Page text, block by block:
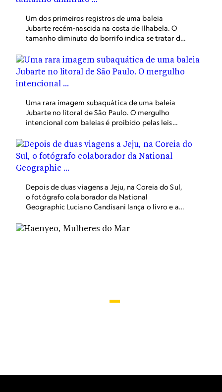
Um dos primeiros registros de uma baleia
Jubarte recém-nascida na costa de Ilhabela. O
tamanho diminuto do borrifo indica se tratar de
filhotes fora das áreas tradicionais de
concentração reprodutiva da espécie, no sul da
Bahia, vem surpreendendo os especialistas.
Uma rara imagem subaquática de uma baleia
Jubarte no litoral de São Paulo. O mergulho
intencional com baleias é proibido pelas leis
se aproximam de mergulhadores em atividade.
Depois de duas viagens a Jeju, na Coreia do Sul,
o fotógrafo colaborador da National
Geographic Luciano Candisani lança o livro e a
abertura da mostra terá uma visita guiada com